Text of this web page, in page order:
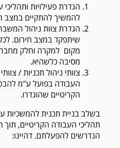
הגדרת פעילויות
להמשיך להתקיים במצב
הגדרת צוות ניהול
שיתפקד במצב חירום.
מקום למקרה וחלק
מסיבה כלשהיא.
צוותי ניהול תכניות /
העבודה בפועל ע"מ
הקריטיים שהוגדרו.
בשלב בניית תכנית להמשכיות
תהליכי העבודה הקריטיים,
הנדרשים להפעלתם. דהיינו: